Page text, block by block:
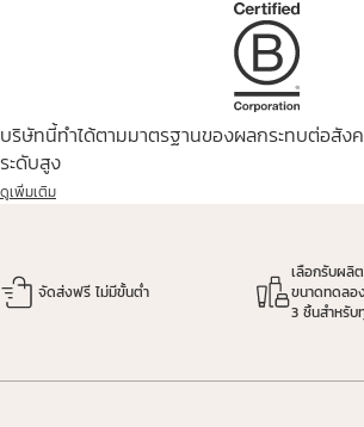
บริษัทนี้ทำได้ตามมาตรฐานของผลกระทบต่อสัง
ระดับสูง
ดูเพิ่มเติม
จัดส่งฟรี ไม่มีขั้นต่ำ
เลือกรับผ
ขนาดทดลอ
3 ชิ้นสำหรับ